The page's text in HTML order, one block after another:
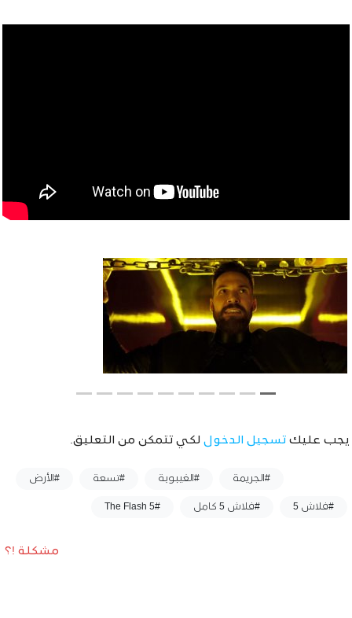
يجب عليك تسجيل الدخول لكي تتمكن من التعليق.
#الجريمة #الغيبوبة #تسعة #الأرض
#فلاش 5 #فلاش 5 كامل #The Flash 5
مشكلة !؟